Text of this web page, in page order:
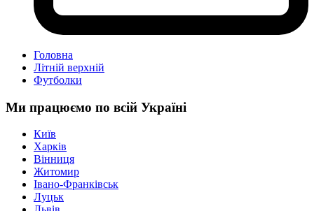
Головна
Літній верхній
Футболки
Ми працюємо по всій Україні
Київ
Харків
Вінниця
Житомир
Івано-Франківськ
Луцьк